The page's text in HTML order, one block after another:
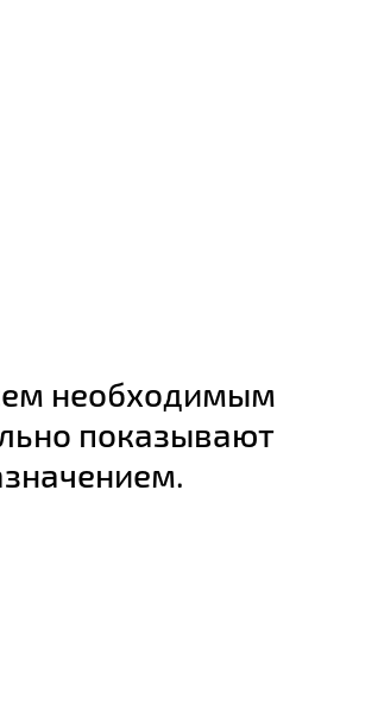
необходимым
показывают